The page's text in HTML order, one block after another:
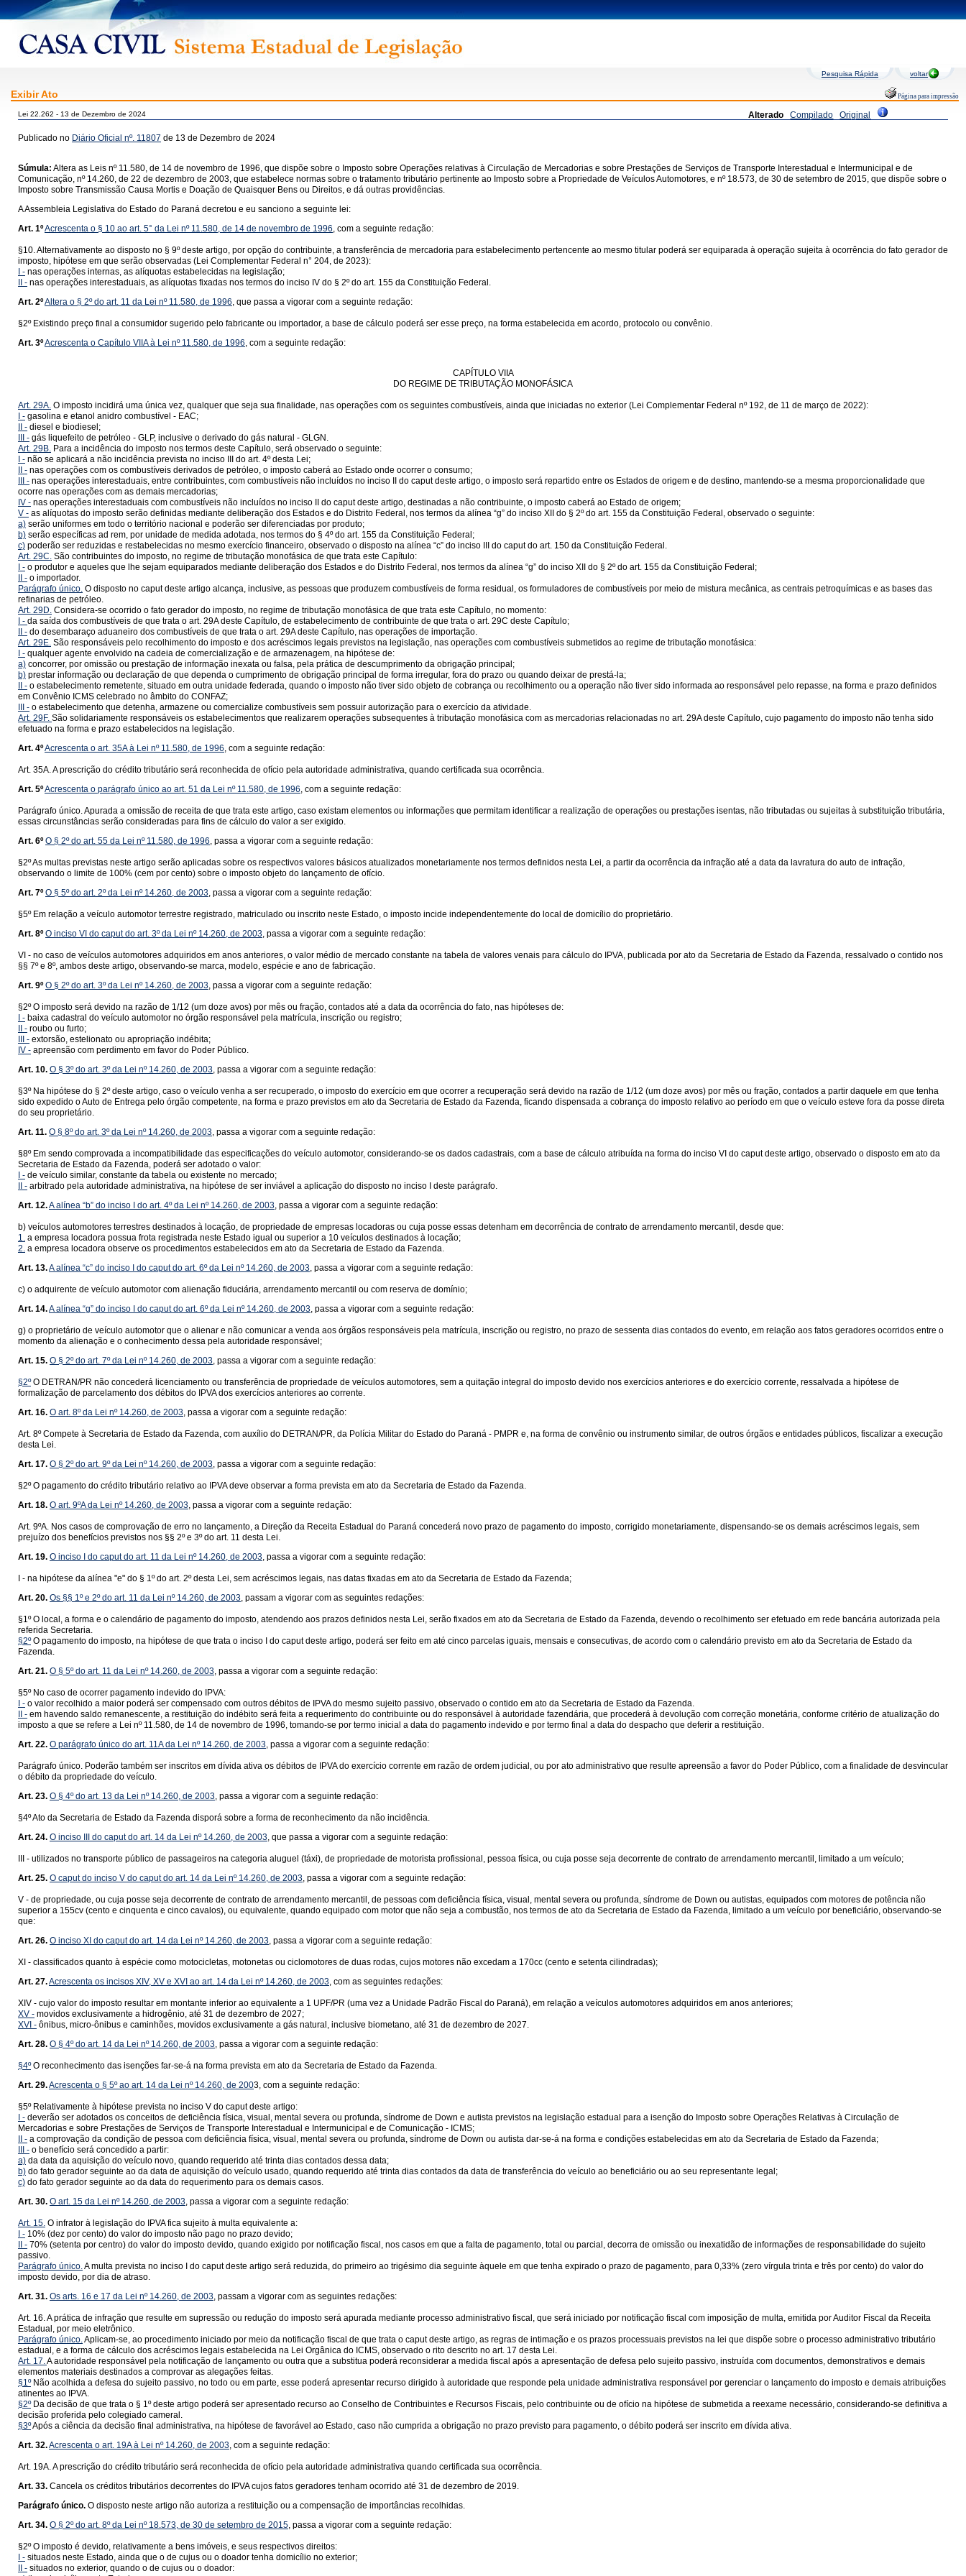
Pesquisa Rápida voltar
Exibir Ato Página para impressão
Alterado Compilado Original
Lei 22.262 - 13 de Dezembro de 2024
Publicado no Diário Oficial nº. 11807 de 13 de Dezembro de 2024
Súmula: Altera as Leis nº 11.580, de 14 de novembro de 1996, que dispõe sobre o Imposto sobre Operações relativas à Circulação de Mercadorias e sobre Prestações de Serviços de Transporte Interestadual e Intermunicipal e de
Comunicação, nº 14.260, de 22 de dezembro de 2003, que estabelece normas sobre o tratamento tributário pertinente ao Imposto sobre a Propriedade de Veículos Automotores, e nº 18.573, de 30 de setembro de 2015, que dispõe sobre o
Imposto sobre Transmissão Causa Mortis e Doação de Quaisquer Bens ou Direitos, e dá outras providências.
A Assembleia Legislativa do Estado do Paraná decretou e eu sanciono a seguinte lei:
Art. 1ºAcrescenta o § 10 ao art. 5° da Lei nº 11.580, de 14 de novembro de 1996, com a seguinte redação:
§10. Alternativamente ao disposto no § 9º deste artigo, por opção do contribuinte, a transferência de mercadoria para estabelecimento pertencente ao mesmo titular poderá ser equiparada à operação sujeita à ocorrência do fato gerador de
imposto, hipótese em que serão observadas (Lei Complementar Federal n° 204, de 2023):
I - nas operações internas, as alíquotas estabelecidas na legislação;
II - nas operações interestaduais, as alíquotas fixadas nos termos do inciso IV do § 2º do art. 155 da Constituição Federal.
Art. 2ºAltera o § 2º do art. 11 da Lei nº 11.580, de 1996, que passa a vigorar com a seguinte redação:
§2º Existindo preço final a consumidor sugerido pelo fabricante ou importador, a base de cálculo poderá ser esse preço, na forma estabelecida em acordo, protocolo ou convênio.
Art. 3ºAcrescenta o Capítulo VIIA à Lei nº 11.580, de 1996, com a seguinte redação:
CAPÍTULO VIIA
DO REGIME DE TRIBUTAÇÃO MONOFÁSICA
Art. 29A. O imposto incidirá uma única vez, qualquer que seja sua finalidade, nas operações com os seguintes combustíveis, ainda que iniciadas no exterior (Lei Complementar Federal nº 192, de 11 de março de 2022):
I - gasolina e etanol anidro combustível - EAC;
II - diesel e biodiesel;
III - gás liquefeito de petróleo - GLP, inclusive o derivado do gás natural - GLGN.
Art. 29B. Para a incidência do imposto nos termos deste Capítulo, será observado o seguinte:
I - não se aplicará a não incidência prevista no inciso III do art. 4º desta Lei;
II - nas operações com os combustíveis derivados de petróleo, o imposto caberá ao Estado onde ocorrer o consumo;
III - nas operações interestaduais, entre contribuintes, com combustíveis não incluídos no inciso II do caput deste artigo, o imposto será repartido entre os Estados de origem e de destino, mantendo-se a mesma proporcionalidade que
ocorre nas operações com as demais mercadorias;
IV - nas operações interestaduais com combustíveis não incluídos no inciso II do caput deste artigo, destinadas a não contribuinte, o imposto caberá ao Estado de origem;
V - as alíquotas do imposto serão definidas mediante deliberação dos Estados e do Distrito Federal, nos termos da alínea “g” do inciso XII do § 2º do art. 155 da Constituição Federal, observado o seguinte:
a) serão uniformes em todo o território nacional e poderão ser diferenciadas por produto;
b) serão específicas ad rem, por unidade de medida adotada, nos termos do § 4º do art. 155 da Constituição Federal;
c) poderão ser reduzidas e restabelecidas no mesmo exercício financeiro, observado o disposto na alínea “c” do inciso III do caput do art. 150 da Constituição Federal.
Art. 29C. São contribuintes do imposto, no regime de tributação monofásica de que trata este Capítulo:
I - o produtor e aqueles que lhe sejam equiparados mediante deliberação dos Estados e do Distrito Federal, nos termos da alínea “g” do inciso XII do § 2º do art. 155 da Constituição Federal;
II - o importador.
Parágrafo único. O disposto no caput deste artigo alcança, inclusive, as pessoas que produzem combustíveis de forma residual, os formuladores de combustíveis por meio de mistura mecânica, as centrais petroquímicas e as bases das
refinarias de petróleo.
Art. 29D. Considera-se ocorrido o fato gerador do imposto, no regime de tributação monofásica de que trata este Capítulo, no momento:
I - da saída dos combustíveis de que trata o art. 29A deste Capítulo, de estabelecimento de contribuinte de que trata o art. 29C deste Capítulo;
II - do desembaraço aduaneiro dos combustíveis de que trata o art. 29A deste Capítulo, nas operações de importação.
Art. 29E. São responsáveis pelo recolhimento do imposto e dos acréscimos legais previstos na legislação, nas operações com combustíveis submetidos ao regime de tributação monofásica:
I - qualquer agente envolvido na cadeia de comercialização e de armazenagem, na hipótese de:
a) concorrer, por omissão ou prestação de informação inexata ou falsa, pela prática de descumprimento da obrigação principal;
b) prestar informação ou declaração de que dependa o cumprimento de obrigação principal de forma irregular, fora do prazo ou quando deixar de prestá-la;
II - o estabelecimento remetente, situado em outra unidade federada, quando o imposto não tiver sido objeto de cobrança ou recolhimento ou a operação não tiver sido informada ao responsável pelo repasse, na forma e prazo definidos
em Convênio ICMS celebrado no âmbito do CONFAZ;
III - o estabelecimento que detenha, armazene ou comercialize combustíveis sem possuir autorização para o exercício da atividade.
Art. 29F. São solidariamente responsáveis os estabelecimentos que realizarem operações subsequentes à tributação monofásica com as mercadorias relacionadas no art. 29A deste Capítulo, cujo pagamento do imposto não tenha sido
efetuado na forma e prazo estabelecidos na legislação.
Art. 4ºAcrescenta o art. 35A à Lei nº 11.580, de 1996, com a seguinte redação:
Art. 35A. A prescrição do crédito tributário será reconhecida de ofício pela autoridade administrativa, quando certificada sua ocorrência.
Art. 5ºAcrescenta o parágrafo único ao art. 51 da Lei nº 11.580, de 1996, com a seguinte redação:
Parágrafo único. Apurada a omissão de receita de que trata este artigo, caso existam elementos ou informações que permitam identificar a realização de operações ou prestações isentas, não tributadas ou sujeitas à substituição tributária,
essas circunstâncias serão consideradas para fins de cálculo do valor a ser exigido.
Art. 6º O § 2º do art. 55 da Lei nº 11.580, de 1996, passa a vigorar com a seguinte redação:
§2º As multas previstas neste artigo serão aplicadas sobre os respectivos valores básicos atualizados monetariamente nos termos definidos nesta Lei, a partir da ocorrência da infração até a data da lavratura do auto de infração,
observando o limite de 100% (cem por cento) sobre o imposto objeto do lançamento de ofício.
Art. 7º O § 5º do art. 2º da Lei nº 14.260, de 2003, passa a vigorar com a seguinte redação:
§5º Em relação a veículo automotor terrestre registrado, matriculado ou inscrito neste Estado, o imposto incide independentemente do local de domicílio do proprietário.
Art. 8º O inciso VI do caput do art. 3º da Lei nº 14.260, de 2003, passa a vigorar com a seguinte redação:
VI - no caso de veículos automotores adquiridos em anos anteriores, o valor médio de mercado constante na tabela de valores venais para cálculo do IPVA, publicada por ato da Secretaria de Estado da Fazenda, ressalvado o contido nos
§§ 7º e 8º, ambos deste artigo, observando-se marca, modelo, espécie e ano de fabricação.
Art. 9º O § 2º do art. 3º da Lei nº 14.260, de 2003, passa a vigorar com a seguinte redação:
§2º O imposto será devido na razão de 1/12 (um doze avos) por mês ou fração, contados até a data da ocorrência do fato, nas hipóteses de:
I - baixa cadastral do veículo automotor no órgão responsável pela matrícula, inscrição ou registro;
II - roubo ou furto;
III - extorsão, estelionato ou apropriação indébita;
IV - apreensão com perdimento em favor do Poder Público.
Art. 10. O § 3º do art. 3º da Lei nº 14.260, de 2003, passa a vigorar com a seguinte redação:
§3º Na hipótese do § 2º deste artigo, caso o veículo venha a ser recuperado, o imposto do exercício em que ocorrer a recuperação será devido na razão de 1/12 (um doze avos) por mês ou fração, contados a partir daquele em que tenha
sido expedido o Auto de Entrega pelo órgão competente, na forma e prazo previstos em ato da Secretaria de Estado da Fazenda, ficando dispensada a cobrança do imposto relativo ao período em que o veículo esteve fora da posse direta
do seu proprietário.
Art. 11. O § 8º do art. 3º da Lei nº 14.260, de 2003, passa a vigorar com a seguinte redação:
§8º Em sendo comprovada a incompatibilidade das especificações do veículo automotor, considerando-se os dados cadastrais, com a base de cálculo atribuída na forma do inciso VI do caput deste artigo, observado o disposto em ato da
Secretaria de Estado da Fazenda, poderá ser adotado o valor:
I - de veículo similar, constante da tabela ou existente no mercado;
II - arbitrado pela autoridade administrativa, na hipótese de ser inviável a aplicação do disposto no inciso I deste parágrafo.
Art. 12.A alínea “b” do inciso I do art. 4º da Lei nº 14.260, de 2003, passa a vigorar com a seguinte redação:
b) veículos automotores terrestres destinados à locação, de propriedade de empresas locadoras ou cuja posse essas detenham em decorrência de contrato de arrendamento mercantil, desde que:
1. a empresa locadora possua frota registrada neste Estado igual ou superior a 10 veículos destinados à locação;
2. a empresa locadora observe os procedimentos estabelecidos em ato da Secretaria de Estado da Fazenda.
Art. 13.A alínea “c” do inciso I do caput do art. 6º da Lei nº 14.260, de 2003, passa a vigorar com a seguinte redação:
c) o adquirente de veículo automotor com alienação fiduciária, arrendamento mercantil ou com reserva de domínio;
Art. 14.A alínea “g” do inciso I do caput do art. 6º da Lei nº 14.260, de 2003, passa a vigorar com a seguinte redação:
g) o proprietário de veículo automotor que o alienar e não comunicar a venda aos órgãos responsáveis pela matrícula, inscrição ou registro, no prazo de sessenta dias contados do evento, em relação aos fatos geradores ocorridos entre o
momento da alienação e o conhecimento dessa pela autoridade responsável;
Art. 15. O § 2º do art. 7º da Lei nº 14.260, de 2003, passa a vigorar com a seguinte redação:
§2ºO DETRAN/PR não concederá licenciamento ou transferência de propriedade de veículos automotores, sem a quitação integral do imposto devido nos exercícios anteriores e do exercício corrente, ressalvada a hipótese de
formalização de parcelamento dos débitos do IPVA dos exercícios anteriores ao corrente.
Art. 16. O art. 8º da Lei nº 14.260, de 2003, passa a vigorar com a seguinte redação:
Art. 8º Compete à Secretaria de Estado da Fazenda, com auxílio do DETRAN/PR, da Polícia Militar do Estado do Paraná - PMPR e, na forma de convênio ou instrumento similar, de outros órgãos e entidades públicos, fiscalizar a execução
desta Lei.
Art. 17. O § 2º do art. 9º da Lei nº 14.260, de 2003, passa a vigorar com a seguinte redação:
§2º O pagamento do crédito tributário relativo ao IPVA deve observar a forma prevista em ato da Secretaria de Estado da Fazenda.
Art. 18. O art. 9ºA da Lei nº 14.260, de 2003, passa a vigorar com a seguinte redação:
Art. 9ºA. Nos casos de comprovação de erro no lançamento, a Direção da Receita Estadual do Paraná concederá novo prazo de pagamento do imposto, corrigido monetariamente, dispensando-se os demais acréscimos legais, sem
prejuízo dos benefícios previstos nos §§ 2º e 3º do art. 11 desta Lei.
Art. 19. O inciso I do caput do art. 11 da Lei nº 14.260, de 2003, passa a vigorar com a seguinte redação:
I - na hipótese da alínea "e" do § 1º do art. 2º desta Lei, sem acréscimos legais, nas datas fixadas em ato da Secretaria de Estado da Fazenda;
Art. 20. Os §§ 1º e 2º do art. 11 da Lei nº 14.260, de 2003, passam a vigorar com as seguintes redações:
§1º O local, a forma e o calendário de pagamento do imposto, atendendo aos prazos definidos nesta Lei, serão fixados em ato da Secretaria de Estado da Fazenda, devendo o recolhimento ser efetuado em rede bancária autorizada pela
referida Secretaria.
§2ºO pagamento do imposto, na hipótese de que trata o inciso I do caput deste artigo, poderá ser feito em até cinco parcelas iguais, mensais e consecutivas, de acordo com o calendário previsto em ato da Secretaria de Estado da
Fazenda.
Art. 21. O § 5º do art. 11 da Lei nº 14.260, de 2003, passa a vigorar com a seguinte redação:
§5º No caso de ocorrer pagamento indevido do IPVA:
I - o valor recolhido a maior poderá ser compensado com outros débitos de IPVA do mesmo sujeito passivo, observado o contido em ato da Secretaria de Estado da Fazenda.
II - em havendo saldo remanescente, a restituição do indébito será feita a requerimento do contribuinte ou do responsável à autoridade fazendária, que procederá à devolução com correção monetária, conforme critério de atualização do
imposto a que se refere a Lei nº 11.580, de 14 de novembro de 1996, tomando-se por termo inicial a data do pagamento indevido e por termo final a data do despacho que deferir a restituição.
Art. 22. O parágrafo único do art. 11A da Lei nº 14.260, de 2003, passa a vigorar com a seguinte redação:
Parágrafo único. Poderão também ser inscritos em dívida ativa os débitos de IPVA do exercício corrente em razão de ordem judicial, ou por ato administrativo que resulte apreensão a favor do Poder Público, com a finalidade de desvincular
o débito da propriedade do veículo.
Art. 23. O § 4º do art. 13 da Lei nº 14.260, de 2003, passa a vigorar com a seguinte redação:
§4º Ato da Secretaria de Estado da Fazenda disporá sobre a forma de reconhecimento da não incidência.
Art. 24. O inciso III do caput do art. 14 da Lei nº 14.260, de 2003, que passa a vigorar com a seguinte redação:
III - utilizados no transporte público de passageiros na categoria aluguel (táxi), de propriedade de motorista profissional, pessoa física, ou cuja posse seja decorrente de contrato de arrendamento mercantil, limitado a um veículo;
Art. 25. O caput do inciso V do caput do art. 14 da Lei nº 14.260, de 2003, passa a vigorar com a seguinte redação:
V - de propriedade, ou cuja posse seja decorrente de contrato de arrendamento mercantil, de pessoas com deficiência física, visual, mental severa ou profunda, síndrome de Down ou autistas, equipados com motores de potência não
superior a 155cv (cento e cinquenta e cinco cavalos), ou equivalente, quando equipado com motor que não seja a combustão, nos termos de ato da Secretaria de Estado da Fazenda, limitado a um veículo por beneficiário, observando-se
que:
Art. 26. O inciso XI do caput do art. 14 da Lei nº 14.260, de 2003, passa a vigorar com a seguinte redação:
XI - classificados quanto à espécie como motocicletas, motonetas ou ciclomotores de duas rodas, cujos motores não excedam a 170cc (cento e setenta cilindradas);
Art. 27.Acrescenta os incisos XIV, XV e XVI ao art. 14 da Lei nº 14.260, de 2003, com as seguintes redações:
XIV - cujo valor do imposto resultar em montante inferior ao equivalente a 1 UPF/PR (uma vez a Unidade Padrão Fiscal do Paraná), em relação a veículos automotores adquiridos em anos anteriores;
XV - movidos exclusivamente a hidrogênio, até 31 de dezembro de 2027;
XVI - ônibus, micro-ônibus e caminhões, movidos exclusivamente a gás natural, inclusive biometano, até 31 de dezembro de 2027.
Art. 28. O § 4º do art. 14 da Lei nº 14.260, de 2003, passa a vigorar com a seguinte redação:
§4ºO reconhecimento das isenções far-se-á na forma prevista em ato da Secretaria de Estado da Fazenda.
Art. 29.Acrescenta o § 5º ao art. 14 da Lei nº 14.260, de 2003, com a seguinte redação:
§5º Relativamente à hipótese prevista no inciso V do caput deste artigo:
I - deverão ser adotados os conceitos de deficiência física, visual, mental severa ou profunda, síndrome de Down e autista previstos na legislação estadual para a isenção do Imposto sobre Operações Relativas à Circulação de
Mercadorias e sobre Prestações de Serviços de Transporte Interestadual e Intermunicipal e de Comunicação - ICMS;
II - a comprovação da condição de pessoa com deficiência física, visual, mental severa ou profunda, síndrome de Down ou autista dar-se-á na forma e condições estabelecidas em ato da Secretaria de Estado da Fazenda;
III - o benefício será concedido a partir:
a) da data da aquisição do veículo novo, quando requerido até trinta dias contados dessa data;
b) do fato gerador seguinte ao da data de aquisição do veículo usado, quando requerido até trinta dias contados da data de transferência do veículo ao beneficiário ou ao seu representante legal;
c) do fato gerador seguinte ao da data do requerimento para os demais casos.
Art. 30. O art. 15 da Lei nº 14.260, de 2003, passa a vigorar com a seguinte redação:
Art. 15. O infrator à legislação do IPVA fica sujeito à multa equivalente a:
I - 10% (dez por cento) do valor do imposto não pago no prazo devido;
II - 70% (setenta por centro) do valor do imposto devido, quando exigido por notificação fiscal, nos casos em que a falta de pagamento, total ou parcial, decorra de omissão ou inexatidão de informações de responsabilidade do sujeito
passivo.
Parágrafo único.A multa prevista no inciso I do caput deste artigo será reduzida, do primeiro ao trigésimo dia seguinte àquele em que tenha expirado o prazo de pagamento, para 0,33% (zero vírgula trinta e três por cento) do valor do
imposto devido, por dia de atraso.
Art. 31. Os arts. 16 e 17 da Lei nº 14.260, de 2003, passam a vigorar com as seguintes redações:
Art. 16. A prática de infração que resulte em supressão ou redução do imposto será apurada mediante processo administrativo fiscal, que será iniciado por notificação fiscal com imposição de multa, emitida por Auditor Fiscal da Receita
Estadual, por meio eletrônico.
Parágrafo único.Aplicam-se, ao procedimento iniciado por meio da notificação fiscal de que trata o caput deste artigo, as regras de intimação e os prazos processuais previstos na lei que dispõe sobre o processo administrativo tributário
estadual, e a forma de cálculo dos acréscimos legais estabelecida na Lei Orgânica do ICMS, observado o rito descrito no art. 17 desta Lei.
Art. 17.A autoridade responsável pela notificação de lançamento ou outra que a substitua poderá reconsiderar a medida fiscal após a apresentação de defesa pelo sujeito passivo, instruída com documentos, demonstrativos e demais
elementos materiais destinados a comprovar as alegações feitas.
§1ºNão acolhida a defesa do sujeito passivo, no todo ou em parte, esse poderá apresentar recurso dirigido à autoridade que responde pela unidade administrativa responsável por gerenciar o lançamento do imposto e demais atribuições
atinentes ao IPVA.
§2ºDa decisão de que trata o § 1º deste artigo poderá ser apresentado recurso ao Conselho de Contribuintes e Recursos Fiscais, pelo contribuinte ou de ofício na hipótese de submetida a reexame necessário, considerando-se definitiva a
decisão proferida pelo colegiado cameral.
§3ºApós a ciência da decisão final administrativa, na hipótese de favorável ao Estado, caso não cumprida a obrigação no prazo previsto para pagamento, o débito poderá ser inscrito em dívida ativa.
Art. 32.Acrescenta o art. 19A à Lei nº 14.260, de 2003, com a seguinte redação:
Art. 19A. A prescrição do crédito tributário será reconhecida de ofício pela autoridade administrativa quando certificada sua ocorrência.
Art. 33. Cancela os créditos tributários decorrentes do IPVA cujos fatos geradores tenham ocorrido até 31 de dezembro de 2019.
Parágrafo único. O disposto neste artigo não autoriza a restituição ou a compensação de importâncias recolhidas.
Art. 34. O § 2º do art. 8º da Lei nº 18.573, de 30 de setembro de 2015, passa a vigorar com a seguinte redação:
§2º O imposto é devido, relativamente a bens imóveis, e seus respectivos direitos:
I - situados neste Estado, ainda que o de cujus ou o doador tenha domicílio no exterior;
II - situados no exterior, quando o de cujus ou o doador: